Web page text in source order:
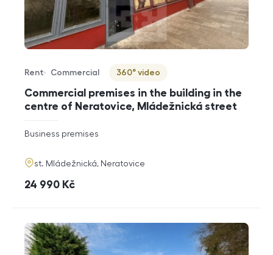
Commercial premises in the building in the
centre of Neratovice, Mládežnická street
Offer type
Rent
Property type
Commercial
Virtuální prohlídka
360° video
rozměry
disposition
Business premises
adresa
st. Mládežnická, Neratovice
cena
24 990 Kč